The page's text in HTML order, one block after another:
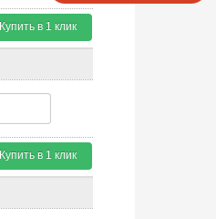
Купить в 1 клик
Купить в 1 клик